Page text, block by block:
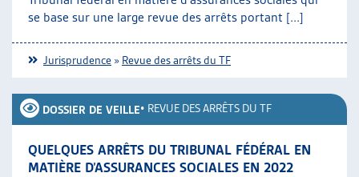
se base sur une large revue des arrêts portant [...]
Jurisprudence » Revue des arrêts du TF
DOSSIER DE VEILLE• REVUE DES ARRÊTS DU TF
QUELQUES ARRÊTS DU TRIBUNAL FÉDÉRAL EN
MATIÈRE D’ASSURANCES SOCIALES EN 2022